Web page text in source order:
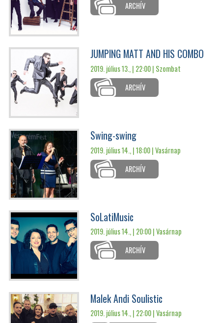
ARCHÍV
JUMPING MATT AND HIS COMBO
2019. július 13., | 22:00 | Szombat
ARCHÍV
Swing-swing
2019. július 14., | 18:00 |Vasárnap
ARCHÍV
SoLatiMusic
2019. július 14., | 20:00 |Vasárnap
ARCHÍV
Malek Andi Soulistic
2019. július 14., | 22:00 |Vasárnap